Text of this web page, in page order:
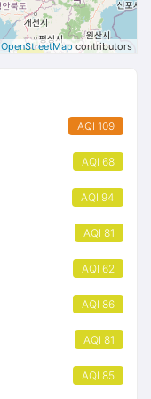
79
OpenStreetMap contributors
AQI 109
AQI 68
AQI 94
AQI 81
AQI 62
AQI 86
AQI 81
AQI 85